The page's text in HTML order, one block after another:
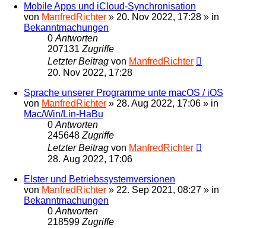
Mobile Apps und iCloud-Synchronisation
von ManfredRichter » 20. Nov 2022, 17:28 » in
Bekanntmachungen
0 Antworten
207131 Zugriffe
Letzter Beitrag von ManfredRichter
20. Nov 2022, 17:28
Sprache unserer Programme unte macOS / iOS
von ManfredRichter » 28. Aug 2022, 17:06 » in
Mac/Win/Lin-HaBu
0 Antworten
245648 Zugriffe
Letzter Beitrag von ManfredRichter
28. Aug 2022, 17:06
Elster und Betriebssystemversionen
von ManfredRichter » 22. Sep 2021, 08:27 » in
Bekanntmachungen
0 Antworten
218599 Zugriffe